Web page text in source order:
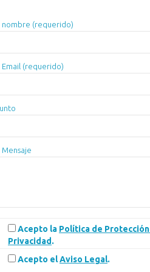
nombre (requerido)
Email (requerido)
Mensaje
Acepto la Política de
Privacidad .
Acepto elAviso Legal.